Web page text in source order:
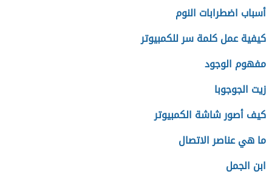
أسباب اضطرابات النوم
كيفية عمل كلمة سر للكمبيوتر
مفهوم الوجود
زيت الجوجوبا
كيف أصور شاشة الكمبيوتر
ما هي عناصر الاتصال
ابن الجمل